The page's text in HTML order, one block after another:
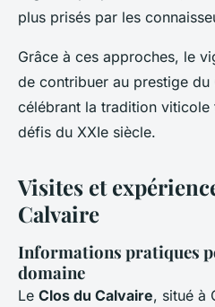
plus prisés par les
Grâce à ces approches, le
de contribuer au prestige du
célébrant la tradition viticole
défis du XXIe siècle.
Visites et
Calvaire
Informations pratiques
domaine
Le Clos du Calvaire, situé à